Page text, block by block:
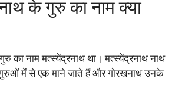
के गुरु का नाम क्या
का नाम मत्स्येंद्रनाथ था। मत्स्येंद्रनाथ नाथ
में से एक माने जाते हैं और गोरखनाथ उनके